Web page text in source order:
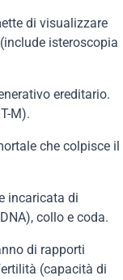
di visualizzare
isteroscopia
ereditario.
M).
che colpisce il
incaricata di
collo e coda.
di rapporti
(capacità di